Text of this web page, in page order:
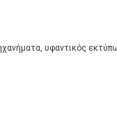
υφαντικός